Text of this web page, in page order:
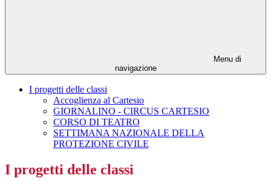
Menu di
navigazione
I progetti delle classi
Accoglienza al Cartesio
GIORNALINO - CIRCUS CARTESIO
CORSO DI TEATRO
SETTIMANA NAZIONALE DELLA
PROTEZIONE CIVILE
I progetti delle classi